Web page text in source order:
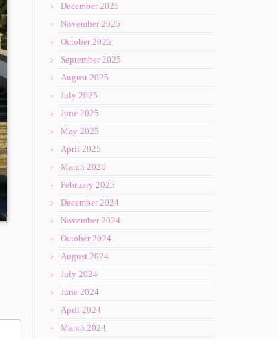
December 2025
November 2025
October 2025
September 2025
August 2025
July 2025
June 2025
May 2025
April 2025
March 2025
February 2025
December 2024
November 2024
October 2024
August 2024
July 2024
June 2024
April 2024
March 2024